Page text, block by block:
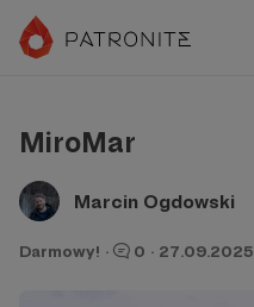
MiroMar
Marcin Ogdowski
Darmowy! · 0 · 27.09.2025